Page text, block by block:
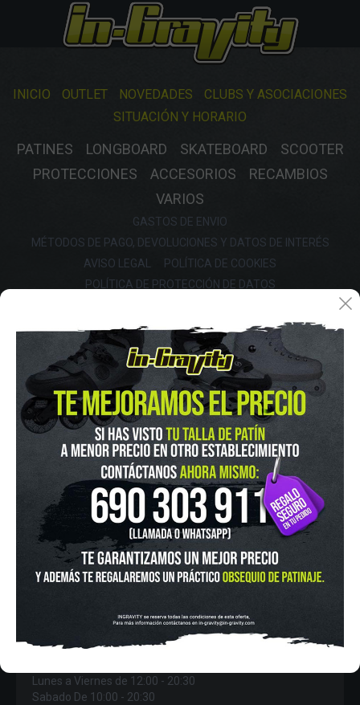
INICIO OUTLET NOVEDADES
CLUBS Y ASOCIACIONES
SITUACIÓN Y HORARIO
PATINES LONGBOARD SKATEBOARD
SCOOTER
PROTECCIONES
ACCESORIOS
RECAMBIOS
VARIOS
GASTOS DE ENVIO
MÉTODOS DE PAGO, DEVOLUCIONES Y DATOS DE INTERÉS
AVISO LEGAL
POLÍTICA DE COOKIES
POLÍTICA DE PROTECCIÓN DE DATOS
FINANCIA CON:
IN-GRAVITY MADRID RETIRO
915 524 553
Lunes a Viernes de 12:00 - 20:30
Sabado De 10:00 - 20:30